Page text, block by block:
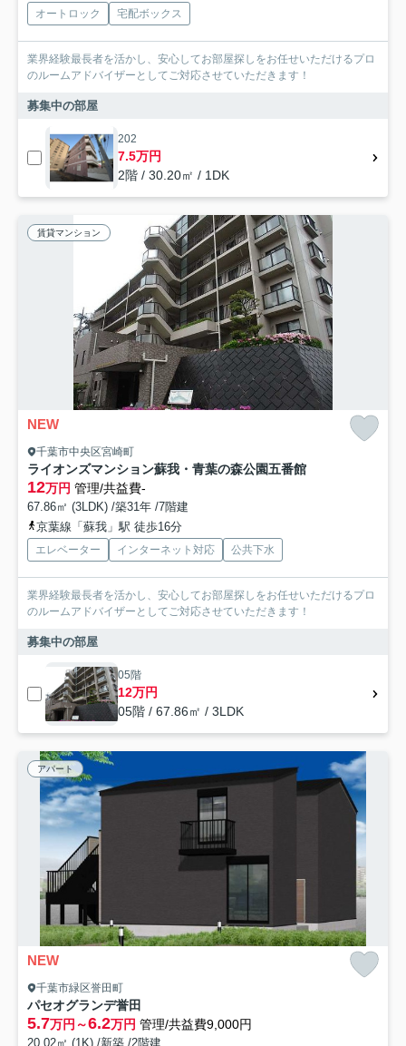
オートロック 宅配ボックス
業界経験最長者を活かし、安心してお部屋探しをお任せいただけるプロ
のルームアドバイザーとしてご対応させていただきます！
募集中の部屋
202
7.5万円
2階 / 30.20㎡ / 1DK
賃貸マンション
NEW
千葉市中央区宮崎町
ライオンズマンション蘇我・青葉の森公園五番館
12万円 管理/共益費-
67.86㎡ (3LDK) /築31年 /7階建
京葉線「蘇我」駅 徒歩16分
エレベーター インターネット対応 公共下水
業界経験最長者を活かし、安心してお部屋探しをお任せいただけるプロ
のルームアドバイザーとしてご対応させていただきます！
募集中の部屋
05階
12万円
05階 / 67.86㎡ / 3LDK
アパート
NEW
千葉市緑区誉田町
パセオグランデ誉田
5.7万円～6.2万円 管理/共益費9,000円
20.02㎡ (1K) /新築 /2階建